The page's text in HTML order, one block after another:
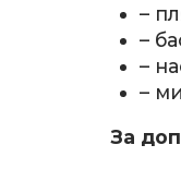
–
–
–
–
За